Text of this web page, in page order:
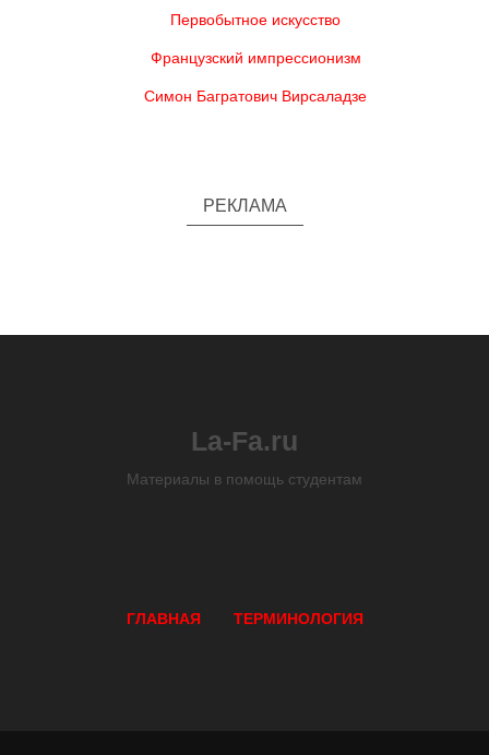
Первобытное искусство
Французский импрессионизм
Симон Багратович Вирсаладзе
РЕКЛАМА
La-Fa.ru
Материалы в помощь студентам
ГЛАВНАЯ ТЕРМИНОЛОГИЯ